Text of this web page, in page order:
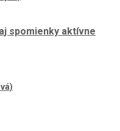
spomienky aktívne